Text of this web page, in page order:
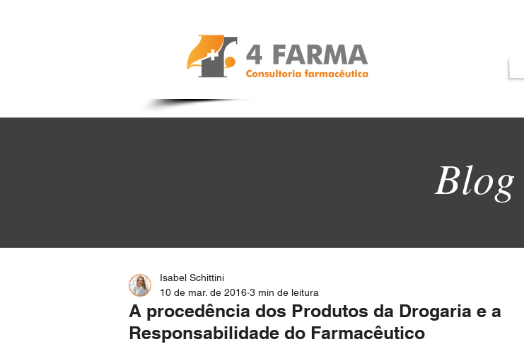
Blog
Blog
A procedência dos Produtos da Drogaria e a
Responsabilidade do Farmacêutico
Isabel Schittini
10 de mar. de 2016 3 min de leitura